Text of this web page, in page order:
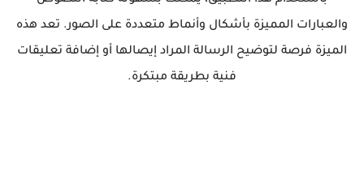
والعبارات المميزة بأشكال وأنماط متعددة على الصور. تعد هذه
الميزة فرصة لتوضيح الرسالة المراد إيصالها أو إضافة تعليقات
فنية بطريقة مبتكرة.